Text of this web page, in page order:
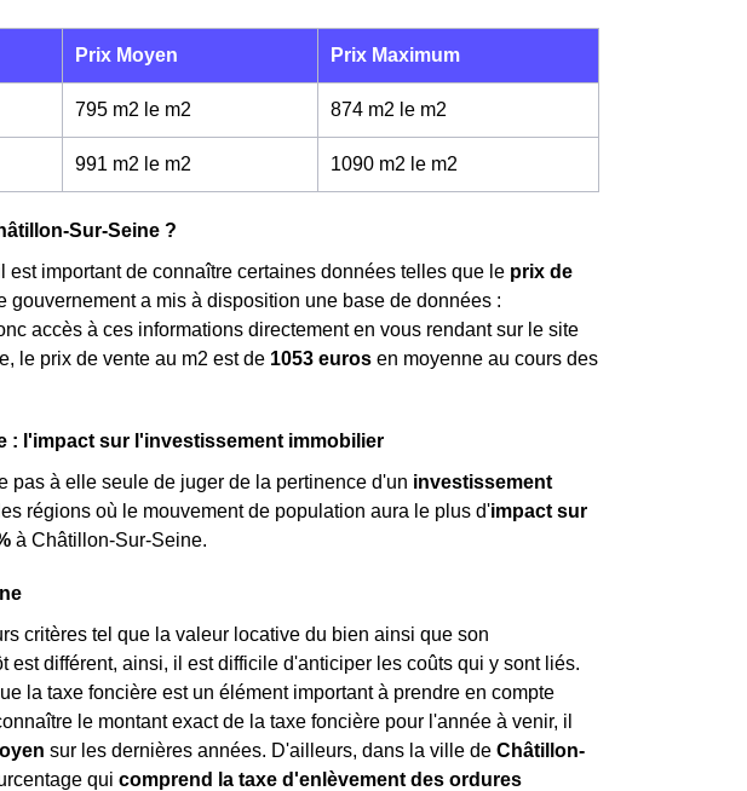
Prix Moyen Prix Maximum
795 m2 le m2 874 m2 le m2
991 m2 le m2 1090 m2 le m2
Sur-Seine ?
important de connaître certaines données telles que le prix de
gouvernement a mis à disposition une base de données :
accès à ces informations directement en vous rendant sur le site
le prix de vente au m2 est de 1053 euros en moyenne au cours des
: l'impact sur l'investissement immobilier
pas à elle seule de juger de la pertinence d'un investissement
régions où le mouvement de population aura le plus d'impact sur
à Châtillon-Sur-Seine.
critères tel que la valeur locative du bien ainsi que son
différent, ainsi, il est difficile d'anticiper les coûts qui y sont liés.
la taxe foncière est un élément important à prendre en compte
le montant exact de la taxe foncière pour l'année à venir, il
sur les dernières années. D'ailleurs, dans la ville de Châtillon-
qui comprend la taxe d'enlèvement des ordures